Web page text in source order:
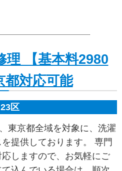
理 【基本料2980
都対応可能
23区
東京都全域を対象に、洗濯
提供しております。 専門
しますので、お気軽にご